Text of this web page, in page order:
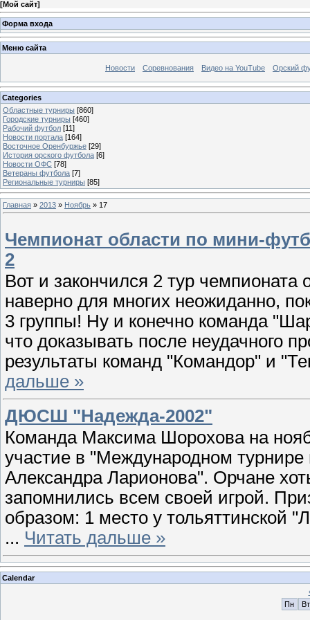
[Мой сайт]
Форма входа
Меню сайта
Новости Соревнования Видео на YouTube Орский
Categories
Областные турниры [860]
Городские турниры [460]
Рабочий футбол [11]
Новости портала [164]
Восточное Оренбуржье [29]
История орского футбола [6]
Новости ОФС [78]
Ветераны футбола [7]
Региональные турниры [85]
Главная » 2013 » Ноябрь » 17
Чемпионат области по мини-
2
Вот и закончился 2 тур
наверно для многих неожиданно,
3 группы! Ну и конечно команда
что доказывать после неудачного
результаты команд "Командор" и
дальше »
ДЮСШ "Надежда-2002"
Команда Максима Шорохова на
участие в "Международном
Александра Ларионова". Орчане
запомнились всем своей игрой.
образом: 1 место у тольяттинской
... Читать дальше »
Calendar
Пн
Вт